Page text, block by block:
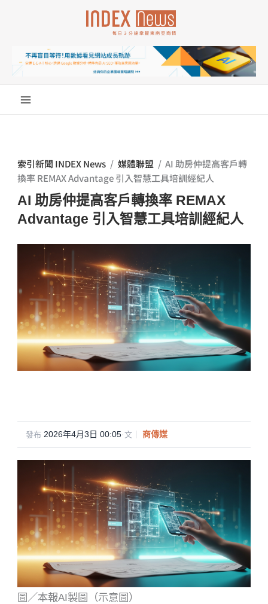
索引新聞 INDEX News / 媒體聯盟 / AI 助房仲提高客戶轉
換率 REMAX Advantage 引入智慧工具培訓經紀人
AI 助房仲提高客戶轉換率 REMAX
Advantage 引入智慧工具培訓經紀人
發布 2026年4月3日 00:05·文｜ 商傳媒
圖／本報AI製圖（示意圖）